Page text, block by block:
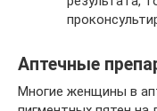
Аптечные
Многие женщины в